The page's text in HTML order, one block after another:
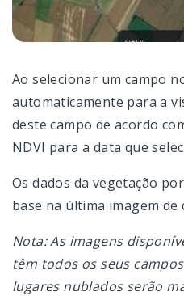
Ao selecionar um campo
automaticamente para a
deste campo de acordo
NDVI para a data que
Os dados da vegetação
base na última imagem de
Nota: As imagens
têm todos os seus
lugares nublados serão